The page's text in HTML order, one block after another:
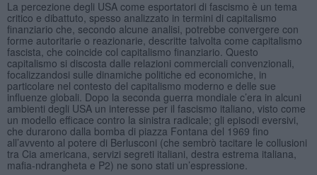
La percezione degli USA come esportatori di fascismo è un tema
critico e dibattuto, spesso analizzato in termini di capitalismo
finanziario che, secondo alcune analisi, potrebbe convergere con
forme autoritarie o reazionarie, descritte talvolta come capitalismo
fascista, che coincide col capitalismo finanziario. Questo
capitalismo si discosta dalle relazioni commerciali convenzionali,
focalizzandosi sulle dinamiche politiche ed economiche, in
particolare nel contesto del capitalismo moderno e delle sue
influenze globali. Dopo la seconda guerra mondiale c’era in alcuni
ambienti degli USA un interesse per il fascismo italiano, visto come
un modello efficace contro la sinistra radicale; gli episodi eversivi,
che durarono dalla bomba di piazza Fontana del 1969 fino
all’avvento al potere di Berlusconi (che sembrò tacitare le collusioni
tra Cia americana, servizi segreti italiani, destra estrema italiana,
mafia-ndrangheta e P2) ne sono stati un’espressione.